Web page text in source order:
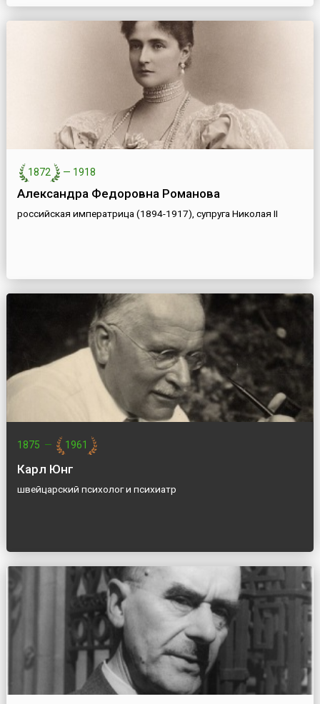
1872 — 1918
Александра Федоровна Романова
российская императрица (1894-1917), супруга Николая II
1875 — 1961
Карл Юнг
швейцарский психолог и психиатр